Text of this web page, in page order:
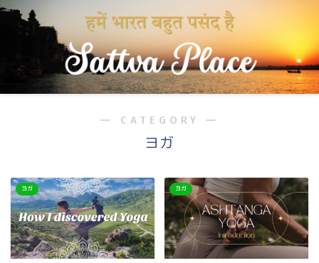
― CATEGORY ―
ヨガ
ヨガ ヨガ